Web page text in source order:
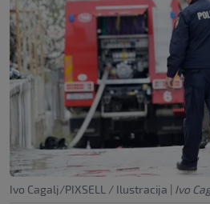
Ivo Cagalj/PIXSELL / Ilustracija | Ivo